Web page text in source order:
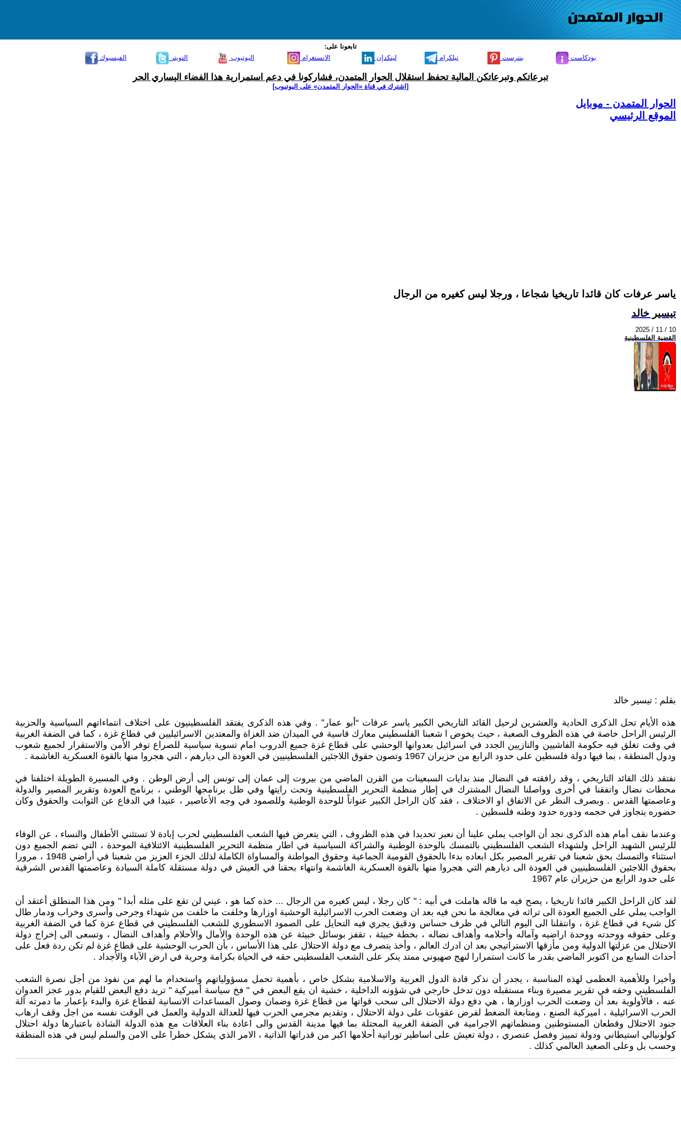
تابعونا على:
الفيسبوك
التويتر اليوتيوب الانستغرام لينكدإن تيلكرام بنترست بودكاست
تبرعاتكم وتبرعاتكن المالية تحفظ استقلال الحوار المتمدن، فشاركونا في دعم استمرارية هذا الفضاء اليساري الحر
[اشترك في قناة ‫«الحوار المتمدن» على اليوتيوب]
الحوار المتمدن - موبايل
الموقع الرئيسي
ياسر عرفات كان قائدا تاريخيا شجاعا ، ورجلا ليس كغيره من الرجال
تيسير خالد
2025 / 11 / 10
القضية الفلسطينية
بقلم : تيسير خالد
هذه الأيام تحل الذكرى الحادية والعشرين لرحيل القائد التاريخي الكبير ياسر عرفات “أبو عمار” . وفي هذه الذكرى يفتقد الفلسطينيون على اختلاف انتماءاتهم السياسية والحزبية
الرئيس الراحل خاصة في هذه الظروف الصعبة ، حيث يخوض ا شعبنا الفلسطيني معارك قاسية في الميدان ضد الغزاة والمعتدين الاسرائيليين في قطاع غزة ، كما في الضفة الغربية
في وقت تغلق فيه حكومة الفاشيين والنازيين الجدد في اسرائيل بعدوانها الوحشي على قطاع غزة جميع الدروب امام تسوية سياسية للصراع توفر الأمن والاستقرار لجميع شعوب
ودول المنطقة ، بما فيها دولة فلسطين على حدود الرابع من حزيران 1967 وتصون حقوق اللاجئين الفلسطينيين في العودة الى ديارهم ، التي هجروا منها بالقوة العسكرية الغاشمة .
نفتقد ذلك القائد التاريخي ، وقد رافقته في النضال منذ بدايات السبعينات من القرن الماضي من بيروت إلى عمان إلى تونس إلى أرض الوطن . وفي المسيرة الطويلة اختلفنا في
محطات نضال واتفقنا في أخرى وواصلنا النضال المشترك في إطار منظمة التحرير الفلسطينية وتحت رايتها وفي ظل برنامجها الوطني ، برنامج العودة وتقرير المصير والدولة
وعاصمتها القدس . وبصرف النظر عن الاتفاق او الاختلاف ، فقد كان الراحل الكبير عنواناً للوحدة الوطنية وللصمود في وجه الأعاصير ، عنيدا في الدفاع عن الثوابت والحقوق وكان
حضوره يتجاوز في حجمه ودوره حدود وطنه فلسطين .
وعندما نقف أمام هذه الذكرى نجد أن الواجب يملي علينا أن نعبر تحديدا في هذه الظروف ، التي يتعرض فيها الشعب الفلسطيني لحرب إبادة لا تستثني الأطفال والنساء ، عن الوفاء
للرئيس الشهيد الراحل ولشهداء الشعب الفلسطيني بالتمسك بالوحدة الوطنية والشراكة السياسية في اطار منظمة التحرير الفلسطينية الائتلافية الموحدة ، التي تضم الجميع دون
استثناء والتمسك بحق شعبنا في تقرير المصير بكل ابعاده بدءا بالحقوق القومية الجماعية وحقوق المواطنة والمساواة الكاملة لذلك الجزء العزيز من شعبنا في أراضي 1948 ، مرورا
بحقوق اللاجئين الفلسطينيين في العودة الى ديارهم التي هجروا منها بالقوة العسكرية الغاشمة وانتهاء بحقنا في العيش في دولة مستقلة كاملة السيادة وعاصمتها القدس الشرقية
على حدود الرابع من حزيران عام 1967
لقد كان الراحل الكبير قائدا تاريخيا ، يصح فيه ما قاله هاملت في أبيه : " كان رجلا ، ليس كغيره من الرجال ... خذه كما هو ، عيني لن تقع على مثله أبدا " ومن هذا المنطلق أعتقد أن
الواجب يملي على الجميع العودة الى تراثه في معالجة ما نحن فيه بعد ان وضعت الحرب الاسرائيلية الوحشية اوزارها وخلفت ما خلفت من شهداء وجرحى وأسرى وخراب ودمار طال
كل شيء في قطاع غزة ، وانتقلنا الى اليوم التالي في ظرف حساس ودقيق يجري فيه التحايل على الصمود الاسطوري للشعب الفلسطيني في قطاع عزة كما في الضفة الغربية
وعلى حقوقه ووحدته ووحدة اراضيه وآماله وأحلامه وأهداف نضاله ، بخطة خبيثة ، تقفز بوسائل خبيثة عن هذه الوحدة والأمال والأحلام وأهداف النضال ، وتسعى الى إخراج دولة
الاحتلال من عزلتها الدولية ومن مأزقها الاستراتيجي بعد ان ادرك العالم ، وأخذ يتصرف مع دولة الاحتلال على هذا الأساس ، بأن الحرب الوحشية على قطاع غزة لم تكن ردة فعل على
أحداث السابع من اكتوبر الماضي بقدر ما كانت استمرارا لنهج صهيوني ممتد ينكر على الشعب الفلسطيني حقه في الحياة بكرامة وحرية في ارض الآباء والأجداد .
وأخيرا وللأهمية العظمى لهذه المناسبة ، يجدر أن نذكر قادة الدول العربية والاسلامية بشكل خاص ، بأهمية تحمل مسؤولياتهم واستخدام ما لهم من نفوذ من أجل نصرة الشعب
الفلسطيني وحقه في تقرير مصيرة وبناء مستقبله دون تدخل خارجي في شؤونه الداخلية ، خشية ان يقع البعض في " فخ سياسة أميركية " تريد دفع البعض للقيام بدور عجز العدوان
عنه ، فالأولوية بعد أن وضعت الحرب اوزارها ، هي دفع دولة الاحتلال الى سحب قواتها من قطاع غزة وضمان وصول المساعدات الانسانية لقطاع غزة والبدء بإعمار ما دمرته آلة
الحرب الاسرائيلية ، اميركية الصنع ، ومتابعة الضغط لفرض عقوبات على دولة الاحتلال ، وتقديم مجرمي الحرب فيها للعدالة الدولية والعمل في الوقت نفسه من اجل وقف ارهاب
جنود الاحتلال وقطعان المستوطنين ومنظماتهم الاجرامية في الضفة الغربية المحتلة بما فيها مدينة القدس والى اعادة بناء العلاقات مع هذه الدولة الشاذة باعتبارها دولة احتلال
كولونيالي استيطاني ودولة تمييز وفصل عنصري ، دولة تعيش على اساطير توراتية أحلامها اكبر من قدراتها الذاتية ، الامر الذي يشكل خطرا على الامن والسلم ليس في هذه المنطقة
وحسب بل وعلى الصعيد العالمي كذلك .